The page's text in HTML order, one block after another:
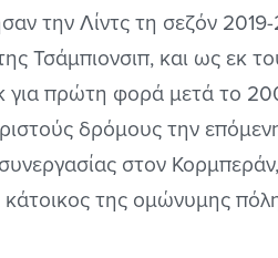
την Λίντς τη σεζόν
Τσάμπιονσιπ, και ως εκ
για πρώτη φορά μετά το
δρόμους την
στον
κάτοικος της ομώνυμης